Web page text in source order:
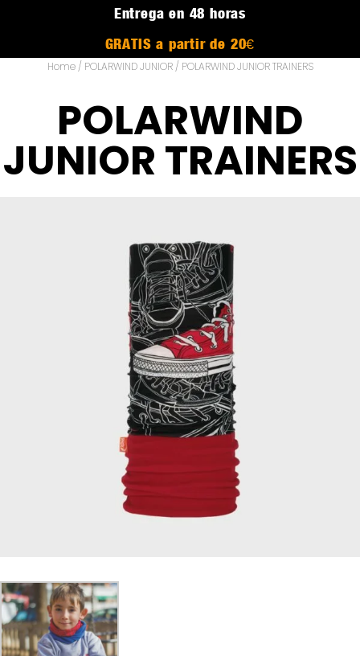
Entrega en 48 horas
GRATIS a partir de 20€
Home/ POLARWIND JUNIOR/ POLARWIND JUNIOR TRAINERS
POLARWIND
JUNIOR TRAINERS